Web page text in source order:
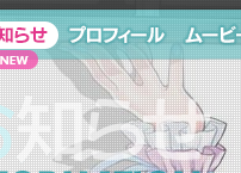
せ プロフィール ムービー